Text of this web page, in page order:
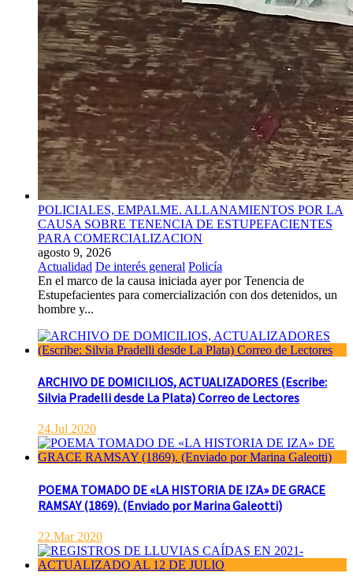
POLICIALES, EMPALME. ALLANAMIENTOS POR LA
CAUSA SOBRE TENENCIA DE ESTUPEFACIENTES
PARA COMERCIALIZACION
agosto 9, 2026
Actualidad De interés general Policía
En el marco de la causa iniciada ayer por Tenencia de
Estupefacientes para comercialización con dos detenidos, un
hombre y...
ARCHIVO DE DOMICILIOS, ACTUALIZADORES (Escribe:
Silvia Pradelli desde La Plata) Correo de Lectores
24.Jul 2020
POEMA TOMADO DE «LA HISTORIA DE IZA» DE GRACE
RAMSAY (1869). (Enviado por Marina Galeotti)
22.Mar 2020